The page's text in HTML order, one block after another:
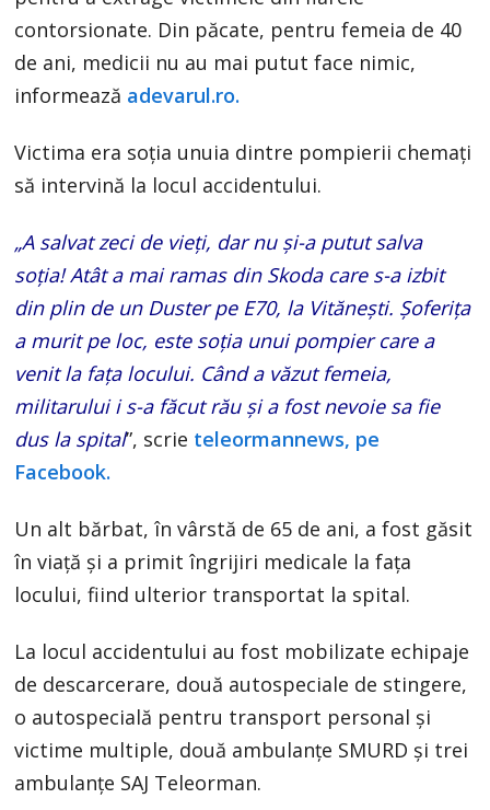
contorsionate. Din păcate, pentru femeia de 40
de ani, medicii nu au mai putut face nimic,
informează adevarul.ro.
Victima era soția unuia dintre pompierii chemați
să intervină la locul accidentului.
„A salvat zeci de vieți, dar nu și-a putut salva
soția! Atât a mai ramas din Skoda care s-a izbit
din plin de un Duster pe E70, la Vitănești. Șoferița
a murit pe loc, este soția unui pompier care a
venit la fața locului. Când a văzut femeia,
militarului i s-a făcut rău și a fost nevoie sa fie
dus la spital”, scrie teleormannews, pe
Facebook.
Un alt bărbat, în vârstă de 65 de ani, a fost găsit
în viață și a primit îngrijiri medicale la fața
locului, fiind ulterior transportat la spital.
La locul accidentului au fost mobilizate echipaje
de descarcerare, două autospeciale de stingere,
o autospecială pentru transport personal și
victime multiple, două ambulanțe SMURD și trei
ambulanțe SAJ Teleorman.